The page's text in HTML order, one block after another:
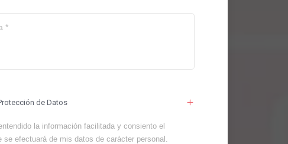
de Datos
la información facilitada y consiento el
se efectuará de mis datos de carácter personal.